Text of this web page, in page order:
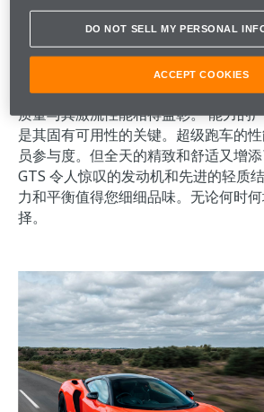
GTS 拥有同类产品中最高的功率重量
纯粹的反应和令人难以置信的加速定
对您的输入充满活力，并会激发您的
矩的增加，现在比以往任何时候都更
贯穿于每一个细节。确保卓越的全天
质量与其激流性能相得益彰。 能力的
是其固有可用性的关键。超级跑车的
员参与度。但全天的精致和舒适又增添
GTS 令人惊叹的发动机和先进的轻质
力和平衡值得您细细品味。无论何时
择。
DO NOT SELL MY PERSONAL
ACCEPT COOKIES